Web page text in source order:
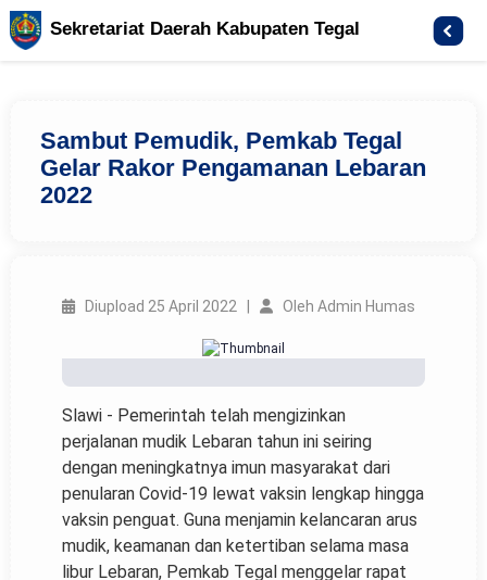
Sekretariat Daerah Kabupaten Tegal
Sambut Pemudik, Pemkab Tegal
Gelar Rakor Pengamanan Lebaran
2022
Diupload 25 April 2022 | Oleh Admin Humas
Slawi - Pemerintah telah mengizinkan
perjalanan mudik Lebaran tahun ini seiring
dengan meningkatnya imun masyarakat dari
penularan Covid-19 lewat vaksin lengkap hingga
vaksin penguat. Guna menjamin kelancaran arus
mudik, keamanan dan ketertiban selama masa
libur Lebaran, Pemkab Tegal menggelar rapat